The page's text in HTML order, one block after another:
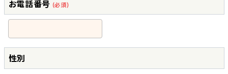
お電話番号 (必須)
性別